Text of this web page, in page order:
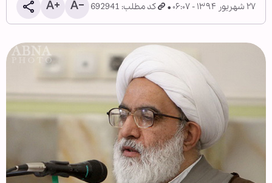
۲۷ شهریور ۱۳۹۴ - ۰۶:۰۷ کد مطلب: 692941